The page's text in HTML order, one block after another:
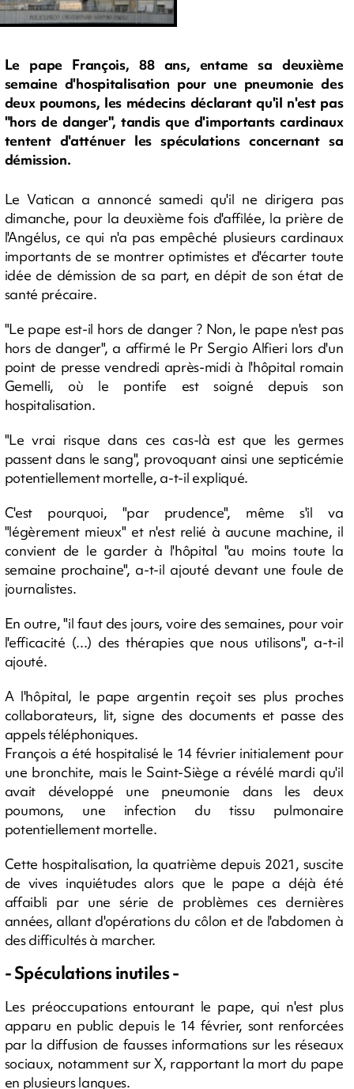
Le pape François, 88 ans, entame sa deuxième
semaine d'hospitalisation pour une pneumonie des
deux poumons, les médecins déclarant qu'il n'est pas
"hors de danger", tandis que d'importants cardinaux
tentent d'atténuer les spéculations concernant sa
démission.
Le Vatican a annoncé samedi qu'il ne dirigera pas
dimanche, pour la deuxième fois d'affilée, la prière de
l'Angélus, ce qui n'a pas empêché plusieurs cardinaux
importants de se montrer optimistes et d'écarter toute
idée de démission de sa part, en dépit de son état de
santé précaire.
"Le pape est-il hors de danger ? Non, le pape n'est pas
hors de danger", a affirmé le Pr Sergio Alfieri lors d'un
point de presse vendredi après-midi à l'hôpital romain
Gemelli, où le pontife est soigné depuis son
hospitalisation.
"Le vrai risque dans ces cas-là est que les germes
passent dans le sang", provoquant ainsi une septicémie
potentiellement mortelle, a-t-il expliqué.
C'est pourquoi, "par prudence", même s'il va
"légèrement mieux" et n'est relié à aucune machine, il
convient de le garder à l'hôpital "au moins toute la
semaine prochaine", a-t-il ajouté devant une foule de
journalistes.
En outre, "il faut des jours, voire des semaines, pour voir
l'efficacité (...) des thérapies que nous utilisons", a-t-il
ajouté.
A l'hôpital, le pape argentin reçoit ses plus proches
collaborateurs, lit, signe des documents et passe des
appels téléphoniques.
François a été hospitalisé le 14 février initialement pour
une bronchite, mais le Saint-Siège a révélé mardi qu'il
avait développé une pneumonie dans les deux
poumons, une infection du tissu pulmonaire
potentiellement mortelle.
Cette hospitalisation, la quatrième depuis 2021, suscite
de vives inquiétudes alors que le pape a déjà été
affaibli par une série de problèmes ces dernières
années, allant d'opérations du côlon et de l'abdomen à
des difficultés à marcher.
- Spéculations inutiles -
Les préoccupations entourant le pape, qui n'est plus
apparu en public depuis le 14 février, sont renforcées
par la diffusion de fausses informations sur les réseaux
sociaux, notamment sur X, rapportant la mort du pape
en plusieurs langues.